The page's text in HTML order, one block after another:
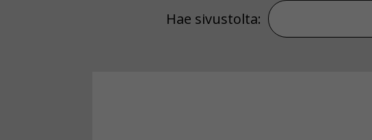
Hae sivustolta: Hae sivustolta